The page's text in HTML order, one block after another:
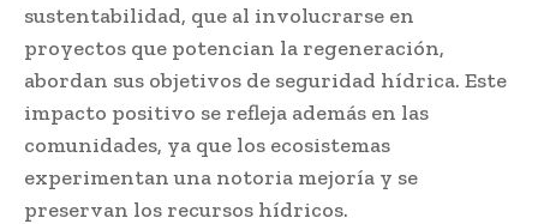
sustentabilidad, que al involucrarse en
proyectos que potencian la regeneración,
abordan sus objetivos de seguridad hídrica. Este
impacto positivo se refleja además en las
comunidades, ya que los ecosistemas
experimentan una notoria mejoría y se
preservan los recursos hídricos.